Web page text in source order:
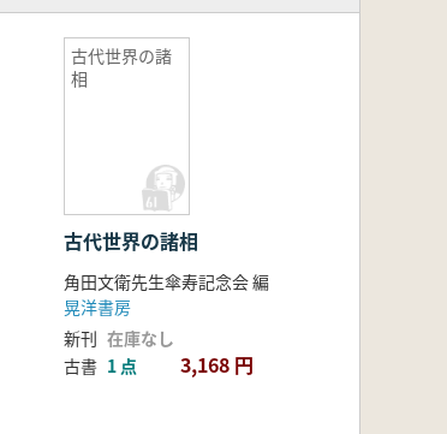
古代世界の諸
相
古代世界の諸相
角田文衛先生傘寿記念会 編
晃洋書房
新刊 在庫なし
古書 1 点 3,168 円